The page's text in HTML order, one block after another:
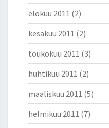
elokuu 2011 (2)
kesäkuu 2011 (2)
toukokuu 2011 (3)
huhtikuu 2011 (2)
maaliskuu 2011 (5)
helmikuu 2011 (7)